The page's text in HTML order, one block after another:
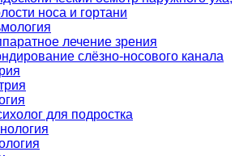
носа и гортани
лечение зрения
слёзно-носового канала
для подростка